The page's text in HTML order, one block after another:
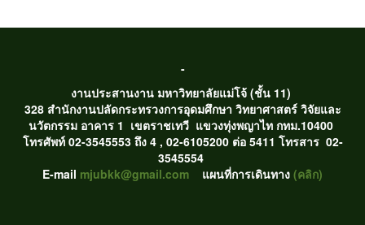
-
งานประสานงาน มหาวิทยาลัยแม่โจ้ (ชั้น 11)
328 สำนักงานปลัดกระทรวงการอุดมศึกษา วิทยาศาสตร์ วิจัยและ
นวัตกรรม อาคาร 1 เขตราชเทวี แขวงทุ่งพญาไท กทม.10400
โทรศัพท์ 02-3545553 ถึง 4 , 02-6105200 ต่อ 5411 โทรสาร 02-
3545554
E-mail mjubkk@gmail.com แผนที่การเดินทาง (คลิก)